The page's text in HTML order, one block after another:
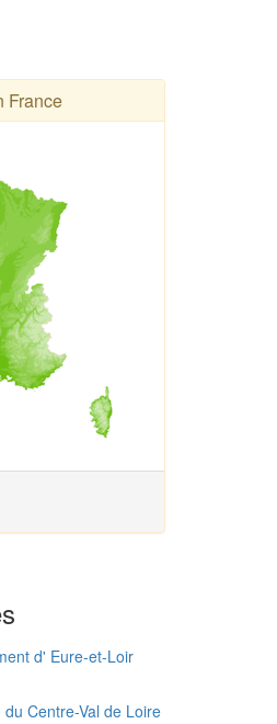
France
d' Eure-et-Loir
Centre-Val de Loire